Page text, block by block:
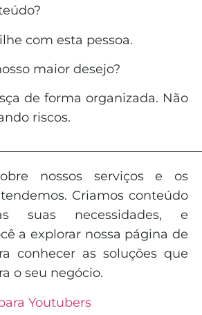
com esta pessoa.
maior desejo?
de forma organizada. Não
riscos.
nossos serviços e os
Criamos conteúdo
suas necessidades, e
a explorar nossa página de
conhecer as soluções que
o seu negócio.
Youtubers